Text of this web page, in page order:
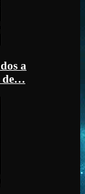
a
de…